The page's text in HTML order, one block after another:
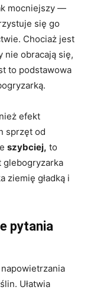
mocniejszy —
się go
Chociaż jest
nie obracają się,
to podstawowa
efekt
sprzęt od
szybciej, to
glebogryzarka
ziemię gładką i
pytania
Ułatwia